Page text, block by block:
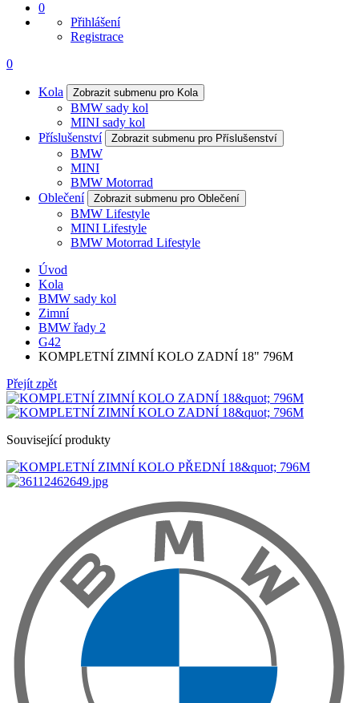
0
Přihlášení
Registrace
0
Kola Zobrazit submenu pro Kola
BMW sady kol
MINI sady kol
Příslušenství
Zobrazit submenu pro Příslušenství
BMW
MINI
BMW Motorrad
Oblečení
Zobrazit submenu pro Oblečení
BMW Lifestyle
MINI Lifestyle
BMW Motorrad Lifestyle
Úvod
Kola
BMW sady kol
Zimní
BMW řady 2
G42
KOMPLETNÍ ZIMNÍ KOLO ZADNÍ 18" 796M
Přejít zpět
Související produkty